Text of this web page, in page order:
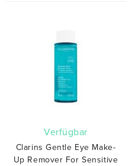
verfügbar
Clarins Gentle Eye Make-
Up Remover For Sensitive